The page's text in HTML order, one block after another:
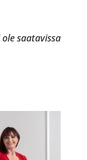
saatavissa